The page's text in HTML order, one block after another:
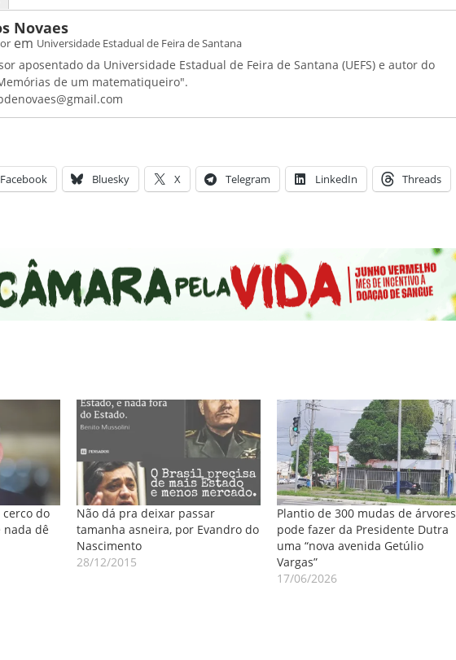
Novaes
em Universidade Estadual de Feira de Santana
aposentado da Universidade Estadual de Feira de Santana (UEFS) e autor do
de um matematiqueiro".
Facebook Bluesky X Telegram LinkedIn Threads
cerco do
nada dê
Não dá pra deixar passar
tamanha asneira, por Evandro do
Nascimento
28/12/2015
Plantio de 300 mudas de árvores
pode fazer da Presidente Dutra
uma “nova avenida Getúlio
Vargas”
17/06/2026